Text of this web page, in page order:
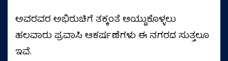
ಅವರವರ ಅಭಿರುಚಿಗೆ ತಕ್ಕಂತೆ ಆಯ್ದುಕೊಳ್ಳಲು
ಹಲವಾರು ಪ್ರವಾಸಿ ಆಕರ್ಷಣೆಗಳು ಈ ನಗರದ ಸುತ್ತಲೂ
ಇವೆ.